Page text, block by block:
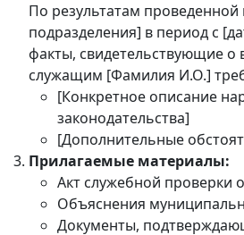
По результатам
подразделения] в период с
факты, свидетельствующие
служащим [Фамилия И.О.]
[Конкретное описание
законодательства]
[Дополнительные
Прилагаемые материалы:
Акт служебной проверки
Объяснения
Документы,